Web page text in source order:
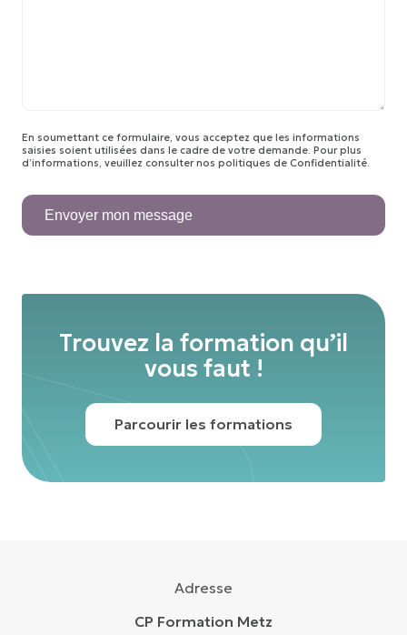
En soumettant ce formulaire, vous acceptez que les informations
saisies soient utilisées dans le cadre de votre demande. Pour plus
d’informations, veuillez consulter nos politiques de Confidentialité.
Envoyer mon message
Trouvez la formation qu’il
vous faut !
Parcourir les formations
Adresse
CP Formation Metz